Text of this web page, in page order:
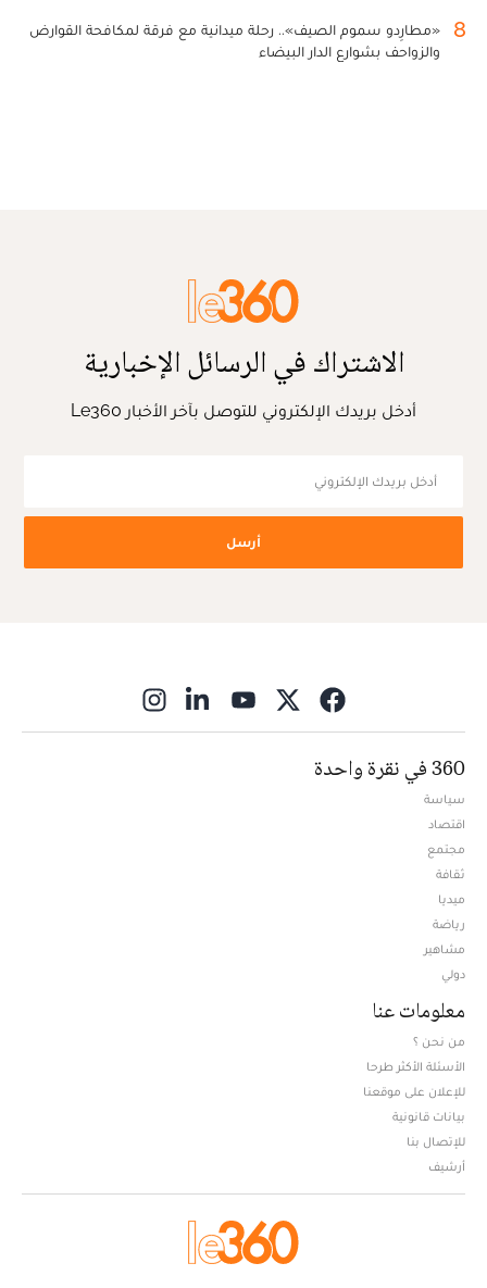
8
«مطارِدو سموم الصيف».. رحلة ميدانية مع فرقة لمكافحة القوارض
والزواحف بشوارع الدار البيضاء
الاشتراك في الرسائل الإخبارية
أدخل بريدك الإلكتروني للتوصل بآخر الأخبار Le360
أرسل
360 في نقرة واحدة
سياسة
اقتصاد
مجتمع
ثقافة
ميديا
رياضة
مشاهير
دولي
معلومات عنا
من نحن ؟
الأسئلة الأكثر طرحا
للإعلان على موقعنا
بيانات قانونية
للإتصال بنا
أرشيف